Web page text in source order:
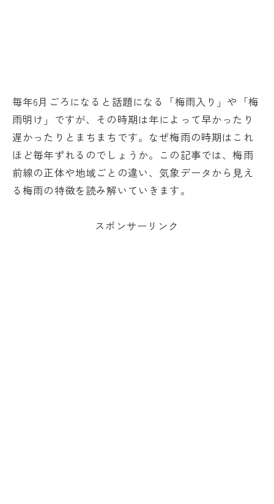
毎年6月ごろになると話題になる「梅雨入り」や「梅
雨明け」ですが、その時期は年によって早かったり
遅かったりとまちまちです。なぜ梅雨の時期はこれ
ほど毎年ずれるのでしょうか。この記事では、梅雨
前線の正体や地域ごとの違い、気象データから見え
る梅雨の特徴を読み解いていきます。
スポンサーリンク